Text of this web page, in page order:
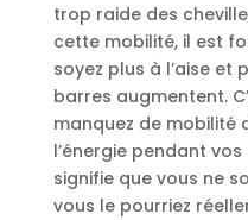
trop raide des
cette mobilité, il est
soyez plus à l’aise et
barres augmentent.
manquez de mobilité
l’énergie pendant
signifie que vous ne
vous le pourriez